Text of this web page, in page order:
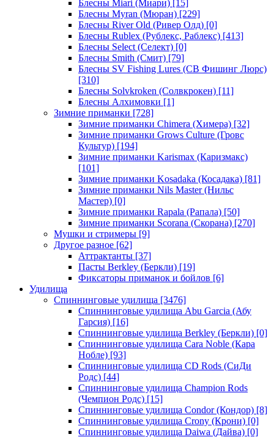
Блесны Miari (Миари) [15]
Блесны Myran (Мюран) [229]
Блесны River Old (Ривер Олд) [0]
Блесны Rublex (Рублекс, Раблекс) [413]
Блесны Select (Селект) [0]
Блесны Smith (Смит) [79]
Блесны SV Fishing Lures (СВ Фишинг Люрс)
[310]
Блесны Solvkroken (Солвкрокен) [11]
Блесны Алхимовки [1]
Зимние приманки [728]
Зимние приманки Chimera (Химера) [32]
Зимние приманки Grows Culture (Гровс
Культур) [194]
Зимние приманки Karismax (Каризмакс)
[101]
Зимние приманки Kosadaka (Косадака) [81]
Зимние приманки Nils Master (Нильс
Мастер) [0]
Зимние приманки Rapala (Рапала) [50]
Зимние приманки Scorana (Скорана) [270]
Мушки и стримеры [9]
Другое разное [62]
Аттрактанты [37]
Пасты Berkley (Беркли) [19]
Фиксаторы приманок и бойлов [6]
Удилища
Спиннинговые удилища [3476]
Спиннинговые удилища Abu Garcia (Абу
Гарсия) [16]
Спиннинговые удилища Berkley (Беркли) [0]
Спиннинговые удилища Cara Noble (Кара
Нобле) [93]
Спиннинговые удилища CD Rods (СиДи
Родс) [44]
Спиннинговые удилища Champion Rods
(Чемпион Родс) [15]
Спиннинговые удилища Condor (Кондор) [8]
Спиннинговые удилища Crony (Крони) [0]
Спиннинговые удилища Daiwa (Дайва) [0]